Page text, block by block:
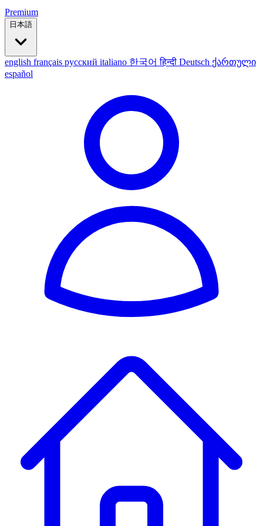
Premium
日本語
english français русский italiano 한국어हिन्दी Deutsch ქართული
español